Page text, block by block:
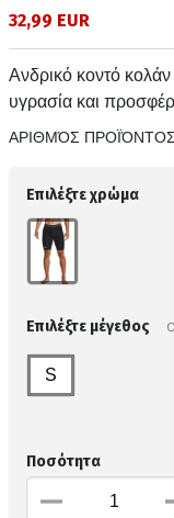
32,99 EUR
Ανδρικό κοντό κολάν
υγρασία και
ΑΡΙΘΜΌΣ
Επιλέξτε χρώμα
Επιλέξτε μέγεθος
S
Ποσότητα